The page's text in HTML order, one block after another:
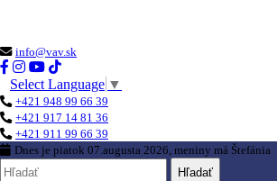
info@vav.sk
Select Language ▼
+421 948 99 66 39
+421 917 14 81 36
+421 911 99 66 39
Dnes je piatok 07.augusta 2026, meniny má Štefánia
Hľadať